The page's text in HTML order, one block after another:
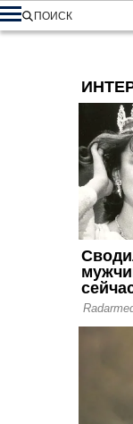
ПОИСК